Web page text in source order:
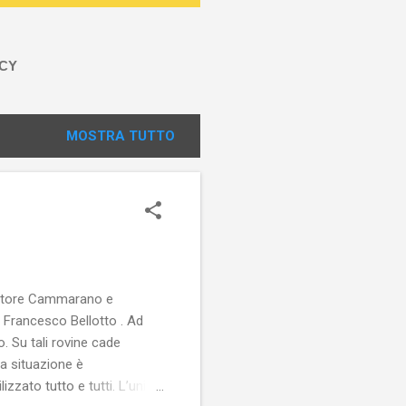
MOSTRA TUTTO
Cammarano e
Bellotto . Ad
Su tali rovine cade
situazione è
tutto e tutti. L’unica